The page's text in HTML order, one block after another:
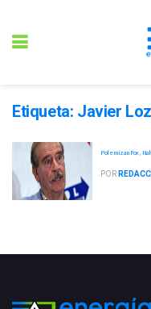
Etiqueta: Javier
Polemizan Fox,
POR